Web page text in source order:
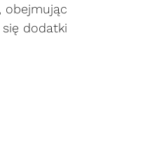
obejmując
dodatki